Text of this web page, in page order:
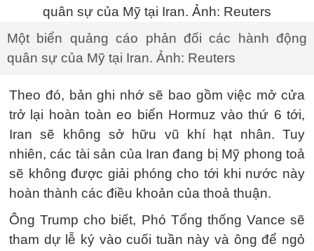
Một biển quảng cáo phản đối các hành động
quân sự của Mỹ tại Iran. Ảnh: Reuters
Theo đó, bản ghi nhớ sẽ bao gồm việc mở cửa
trở lại hoàn toàn eo biển Hormuz vào thứ 6 tới,
Iran sẽ không sở hữu vũ khí hạt nhân. Tuy
nhiên, các tài sản của Iran đang bị Mỹ phong toả
sẽ không được giải phóng cho tới khi nước này
hoàn thành các điều khoản của thoả thuận.
Ông Trump cho biết, Phó Tổng thống Vance sẽ
tham dự lễ ký vào cuối tuần này và ông để ngỏ